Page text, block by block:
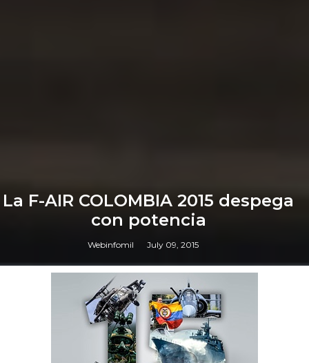
La F-AIR COLOMBIA 2015 despega
con potencia
Webinfomil July 09, 2015